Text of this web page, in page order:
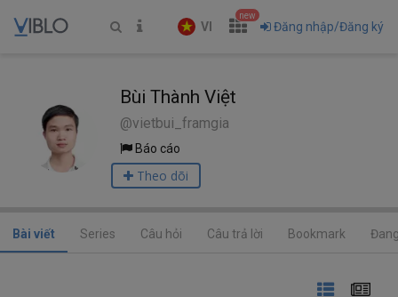
VI
new
Đăng nhập/Đăng ký
Bùi Thành Việt
@vietbui_framgia
Báo cáo
Theo dõi
Bài viết Series Câu hỏi Câu trả lời Bookmark